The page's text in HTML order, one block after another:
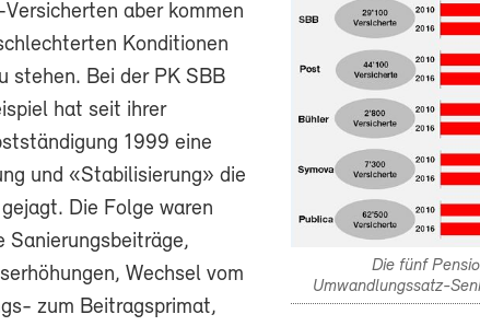
Die fünf
Umwandlungssatz-
aber kommen
Konditionen
stehen. Bei der PK SBB
hat seit ihrer
1999 eine
und «Stabilisierung» die
Die Folge waren
Sanierungsbeiträge,
Wechsel vom
zum Beitragsprimat,